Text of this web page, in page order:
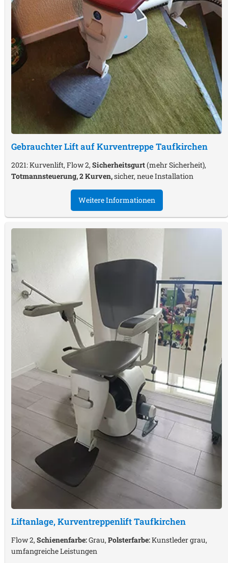
Gebrauchter Lift auf KurventreppeTaufkirchen
2021: Kurvenlift, Flow 2, Sicherheitsgurt(mehr Sicherheit),
Totmannsteuerung, 2 Kurven,sicher, neue Installation
Weitere Informationen
Liftanlage, KurventreppenliftTaufkirchen
Flow 2,Schienenfarbe:Grau,Polsterfarbe:Kunstleder grau,
umfangreiche Leistungen